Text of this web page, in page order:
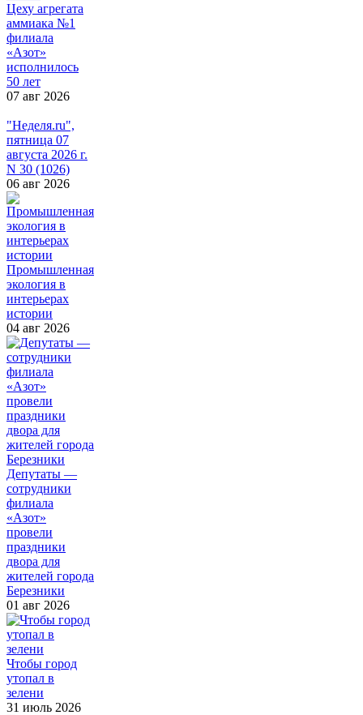
Цеху агрегата
аммиака №1
филиала
«Азот»
исполнилось
50 лет
07 авг 2026
"Неделя.ru",
пятница 07
августа 2026 г.
N 30 (1026)
06 авг 2026
Промышленная
экология в
интерьерах
истории
04 авг 2026
Депутаты —
сотрудники
филиала
«Азот»
провели
праздники
двора для
жителей города
Березники
01 авг 2026
Чтобы город
утопал в
зелени
31 июль 2026